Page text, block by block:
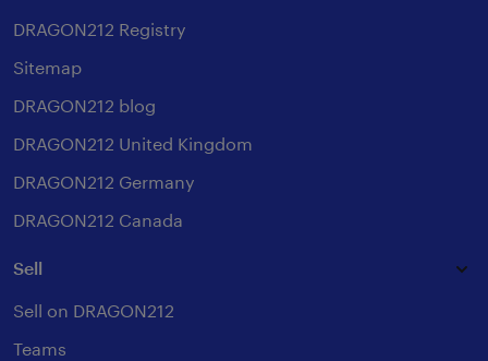
DRAGON212 Registry
Sitemap
DRAGON212 blog
DRAGON212 United Kingdom
DRAGON212 Germany
DRAGON212 Canada
Sell
Sell on DRAGON212
Teams